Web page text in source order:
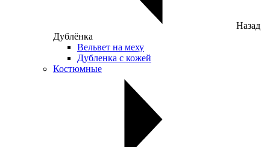
Назад
Дублёнка
Вельвет на меху
Дубленка с кожей
Костюмные